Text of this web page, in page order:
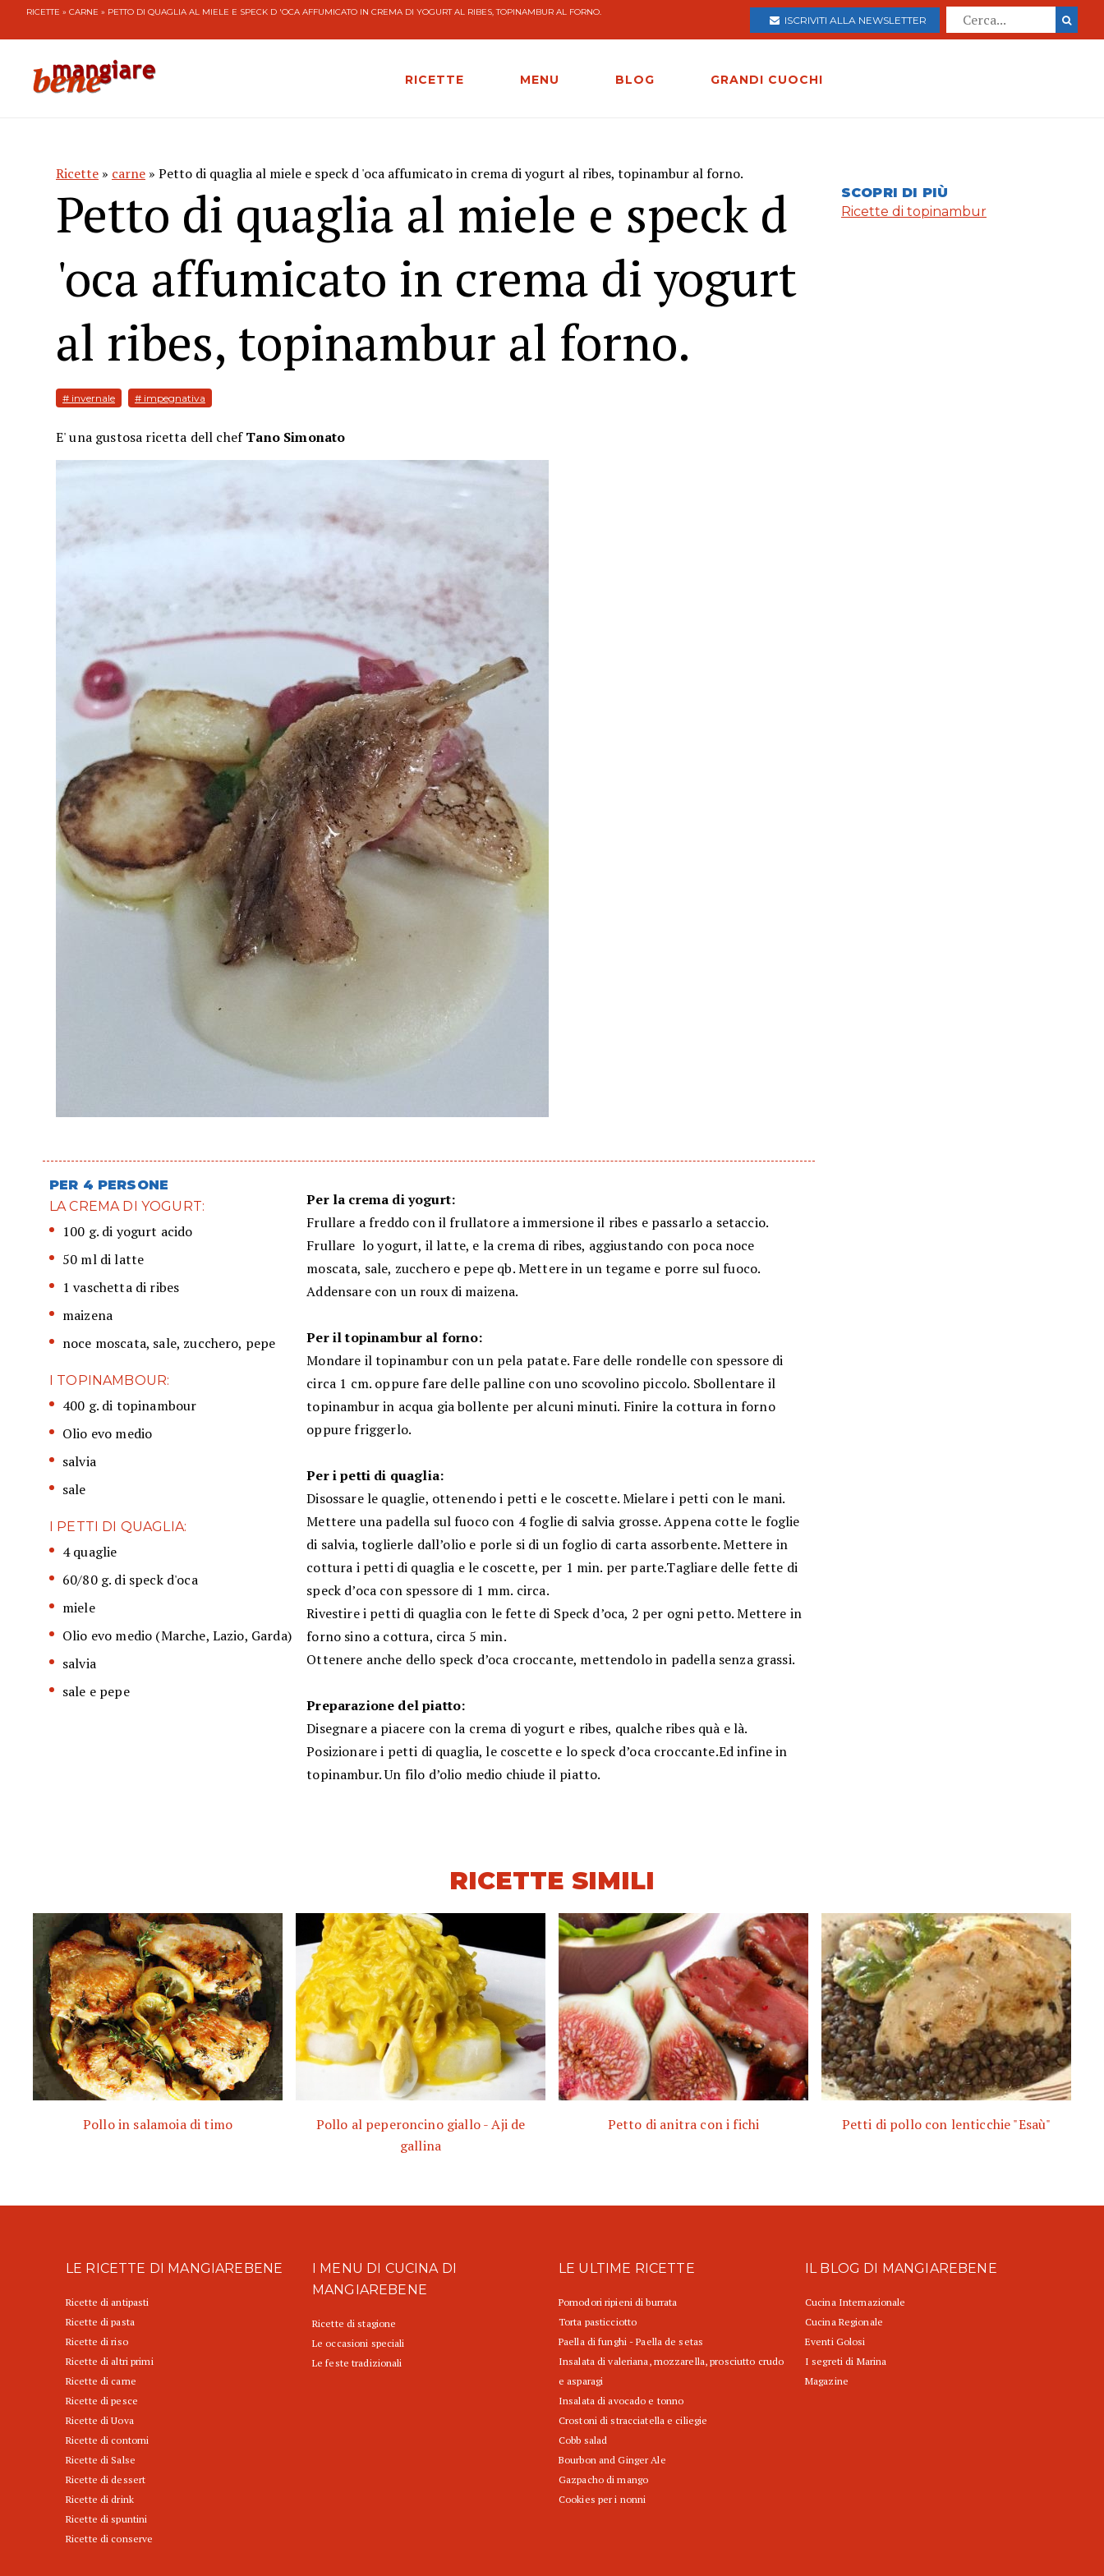
RICETTE » CARNE » PETTO DI QUAGLIA AL MIELE E SPECK D 'OCA AFFUMICATO IN CREMA DI YOGURT AL RIBES, TOPINAMBUR AL FORNO.
ISCRIVITI ALLA NEWSLETTER
RICETTE MENU BLOG GRANDI CUOCHI
Ricette » carne » Petto di quaglia al miele e speck d 'oca affumicato in crema di yogurt al ribes, topinambur al forno.
Petto di quaglia al miele e speck d
'oca affumicato in crema di yogurt
al ribes, topinambur al forno.
# invernale # impegnativa
E' una gustosa ricetta dell chefTano Simonato
PER 4 PERSONE
LA CREMA DI YOGURT:
100 g. di yogurt acido
50 ml di latte
1 vaschetta di ribes
maizena
noce moscata, sale, zucchero, pepe
I TOPINAMBOUR:
400 g. di topinambour
Olio evo medio
salvia
sale
I PETTI DI QUAGLIA:
4 quaglie
60/80 g. di speck d'oca
miele
Olio evo medio (Marche, Lazio, Garda)
salvia
sale e pepe
Per la crema di yogurt:
Frullare a freddo con il frullatore a immersione il ribes e passarlo a setaccio.
Frullare lo yogurt, il latte, e la crema di ribes, aggiustando con poca noce
moscata, sale, zucchero e pepe qb. Mettere in un tegame e porre sul fuoco.
Addensare con un roux di maizena.
Per il topinambur al forno:
Mondare il topinambur con un pela patate. Fare delle rondelle con spessore di
circa 1 cm. oppure fare delle palline con uno scovolino piccolo. Sbollentare il
topinambur in acqua gia bollente per alcuni minuti. Finire la cottura in forno
oppure friggerlo.
Per i petti di quaglia:
Disossare le quaglie, ottenendo i petti e le coscette. Mielare i petti con le mani.
Mettere una padella sul fuoco con 4 foglie di salvia grosse. Appena cotte le foglie
di salvia, toglierle dall’olio e porle si di un foglio di carta assorbente. Mettere in
cottura i petti di quaglia e le coscette, per 1 min. per parte.Tagliare delle fette di
speck d’oca con spessore di 1 mm. circa.
Rivestire i petti di quaglia con le fette di Speck d’oca, 2 per ogni petto. Mettere in
forno sino a cottura, circa 5 min.
Ottenere anche dello speck d’oca croccante, mettendolo in padella senza grassi.
Preparazione del piatto:
Disegnare a piacere con la crema di yogurt e ribes, qualche ribes quà e là.
Posizionare i petti di quaglia, le coscette e lo speck d’oca croccante.Ed infine in
topinambur. Un filo d’olio medio chiude il piatto.
SCOPRI DI PIÙ
Ricette di topinambur
RICETTE SIMILI
Pollo in salamoia di timo
Pollo al peperoncino giallo - Aji de
gallina
Petto di anitra con i fichi Petti di pollo con lenticchie "Esaù"
LE RICETTE DI MANGIAREBENE
Ricette di antipasti
Ricette di pasta
Ricette di riso
Ricette di altri primi
Ricette di carne
Ricette di pesce
Ricette di Uova
Ricette di contorni
Ricette di Salse
Ricette di dessert
Ricette di drink
Ricette di spuntini
Ricette di conserve
I MENU DI CUCINA DI
MANGIAREBENE
Ricette di stagione
Le occasioni speciali
Le feste tradizionali
LE ULTIME RICETTE
Pomodori ripieni di burrata
Torta pasticciotto
Paella di funghi - Paella de setas
Insalata di valeriana, mozzarella, prosciutto crudo
e asparagi
Insalata di avocado e tonno
Crostoni di stracciatella e ciliegie
Cobb salad
Bourbon and Ginger Ale
Gazpacho di mango
Cookies per i nonni
IL BLOG DI MANGIAREBENE
Cucina Internazionale
Cucina Regionale
Eventi Golosi
I segreti di Marina
Magazine